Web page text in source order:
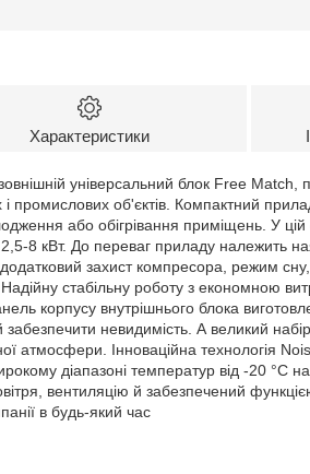
Характеристики
універсальний блок Free Match,
промислових об'єктів. Компактний
або обігрівання приміщень. У цій
8 кВт. До переваг приладу належить
захист компресора, режим
стабільну роботу з економною
корпусу внутрішнього блока
невидимість. А великий
атмосфери. Інноваційна технологія
діапазоні температур від -20 °C
вентиляцію й забезпечений
в будь-який час